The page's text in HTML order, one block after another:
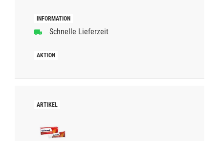
Schnelle Lieferzeit